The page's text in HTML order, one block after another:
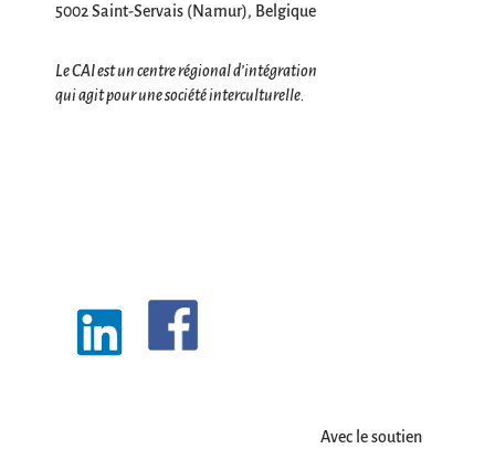
5002 Saint-Servais (Namur), Belgique
Le CAI est un centre régional d’intégration
qui agit pour une société interculturelle.
Avec le soutien